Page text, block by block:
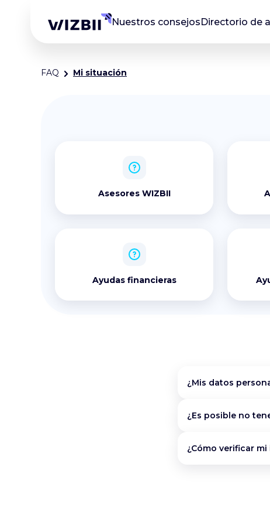
Nuestros consejosDirectorio de
FAQ Mi situación
Asesores WIZBII
Ayudas financieras
¿Mis datos
¿Es posible no
¿Cómo verificar